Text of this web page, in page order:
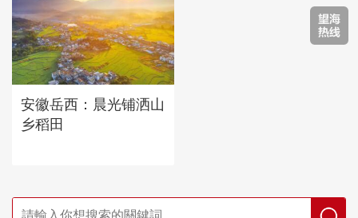
安徽岳西：晨光铺洒山
乡稻田